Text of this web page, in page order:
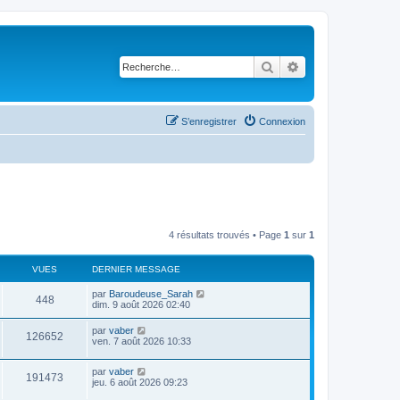
Rechercher
Connexion
S’enregistrer
4 résultats trouvés • Page 1 sur 1
VUES DERNIER MESSAGE
448V
u
D
e
i
e
r
m
e
s
par Baroudeuse_Sarah
dim. 9 août 2026 02:40
126652
u
D
e
n
i
e
par vaber
ven. 7 août 2026 10:33
191473
D
e
par vaber
jeu. 6 août 2026 09:23